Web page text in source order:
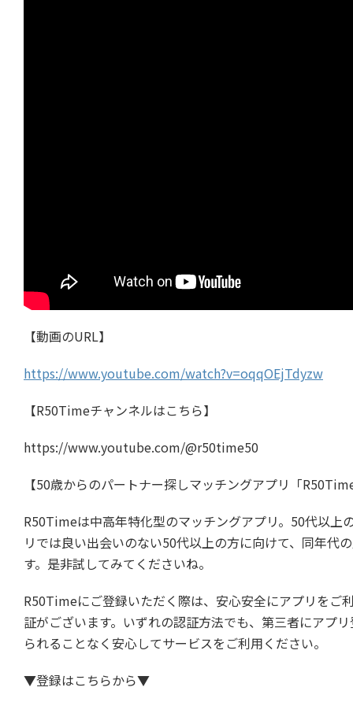
【動画のURL】
https://www.youtube.com/watch?v=oqqOEjTdyzw
【R50Timeチャンネルはこちら】
https://www.youtube.com/@r50time50
【50歳からのパートナー探しマッチングアプリ「
R50Timeは中高年特化型のマッチングアプリ。50代以上
リでは良い出会いのない50代以上の方に向けて、同年代
す。是非試してみてくださいね。
R50Timeにご登録いただく際は、安心安全にアプリをご
証がございます。いずれの認証方法でも、第三者にアプ
られることなく安心してサービスをご利用ください。
▼登録はこちらから▼